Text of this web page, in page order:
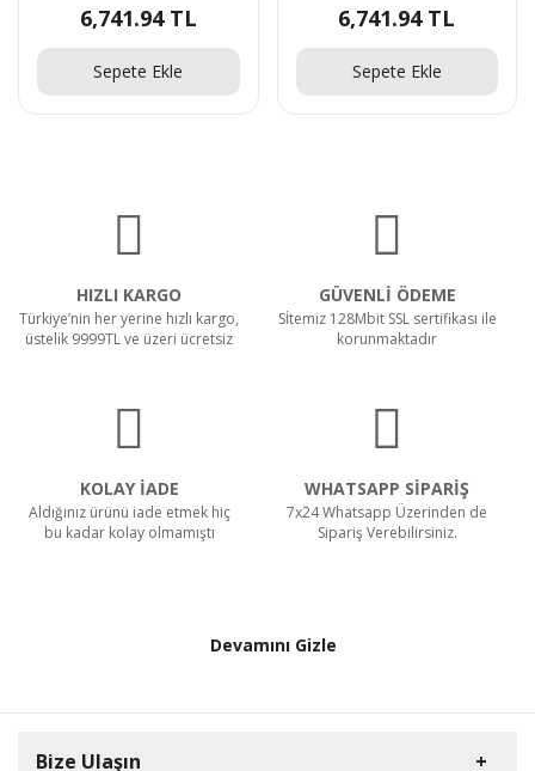
6,741.94 TL
Sepete Ekle
6,741.94 TL
Sepete Ekle
HIZLI KARGO
Türkiye’nin her yerine hızlı kargo,
üstelik 9999TL ve üzeri ücretsiz
GÜVENLİ ÖDEME
Sİtemiz 128Mbit SSL sertifikası ile
korunmaktadır
KOLAY İADE
Aldığınız ürünü iade etmek hiç
bu kadar kolay olmamıştı
WHATSAPP SİPARİŞ
7x24 Whatsapp Üzerinden de
Sipariş Verebilirsiniz.
Devamını Gizle
Bize Ulaşın